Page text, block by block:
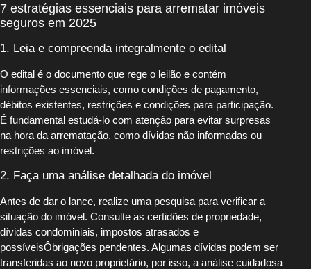
7 estratégias essenciais para arrematar imóveis
seguros em 2025
1. Leia e compreenda integralmente o edital
O edital é o documento que rege o leilão e contém
informações essenciais, como condições de pagamento,
débitos existentes, restrições e condições para participação.
É fundamental estudá-lo com atenção para evitar surpresas
na hora da arrematação, como dívidas não informadas ou
restrições ao imóvel.
2. Faça uma análise detalhada do imóvel
Antes de dar o lance, realize uma pesquisa para verificar a
situação do imóvel. Consulte as certidões de propriedade,
dívidas condominiais, impostos atrasados e
possíveisÔbrigações pendentes. Algumas dívidas podem ser
transferidas ao novo proprietário, por isso, a análise cuidadosa